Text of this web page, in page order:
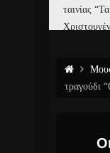
ταινίας
τραγούδι